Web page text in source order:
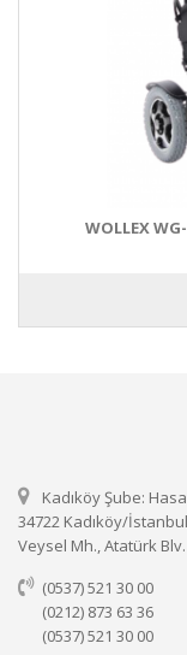
WOLLEX
Kadıköy Şube:
34722 Kadıköy/
Veysel Mh., Atatürk
(0537) 521 30 00
(0212) 873 63 36
(0537) 521 30 00